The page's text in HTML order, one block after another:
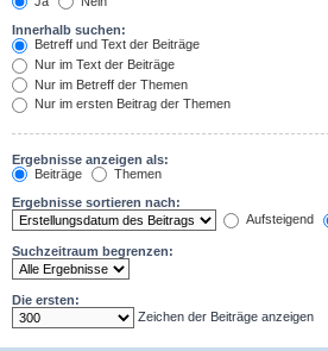
Innerhalb suchen:
Betreff und Text der Beiträge
Nur im Text der Beiträge
Nur im Betreff der Themen
Nur im ersten Beitrag der Themen
Ergebnisse anzeigen als:
Beiträge
Themen
Ergebnisse sortieren nach:
Aufsteigend
Suchzeitraum begrenzen:
Die ersten:
Zeichen der Beiträge anzeigen